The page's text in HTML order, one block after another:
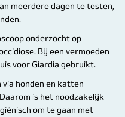
meerdere dagen te testen,
onderzocht op
Bij een vermoeden
voor Giardia gebruikt.
via honden en katten
is het noodzakelijk
om te gaan met